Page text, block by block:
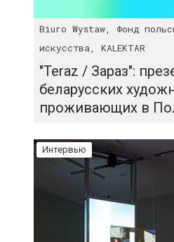
Biuro Wystaw, Фонд
искусства, KALEKTAR
"Teraz / Зараз":
беларусских
проживающих в
Интервью